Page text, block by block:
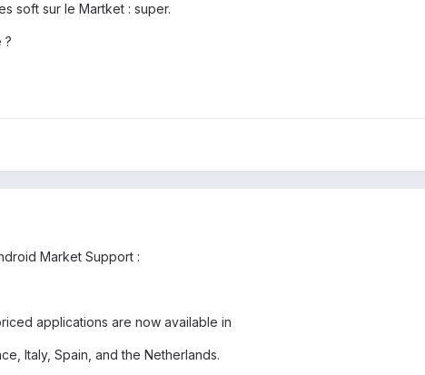
soft sur le Martket : super.
?
Market Support :
applications are now available in
Italy, Spain, and the Netherlands.